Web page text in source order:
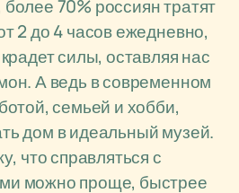
70% россиян тратят
2 до 4 часов ежедневно,
силы, оставляя нас
А ведь в современном
семьей и хобби,
дом в идеальный музей.
что справляться с
можно проще, быстрее